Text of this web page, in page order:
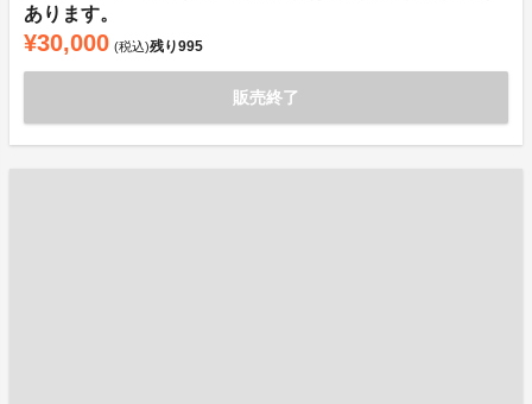
あります。
¥30,000 (税込)残り995
販売終了